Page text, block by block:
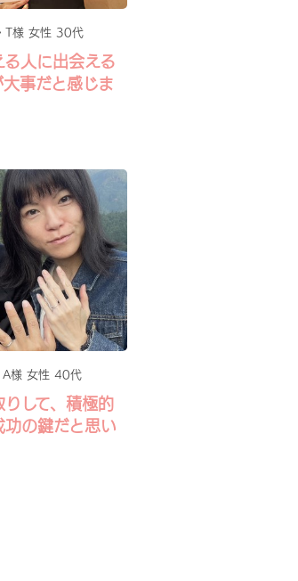
T様 女性 30代
る人に出会える
事だと感じま
様 女性 40代
して、積極的
功の鍵だと思い